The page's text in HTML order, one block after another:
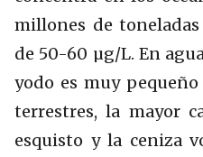
millones de
de 50-60 µg/L. En
yodo es muy
terrestres, la mayor
esquisto y la ceniza